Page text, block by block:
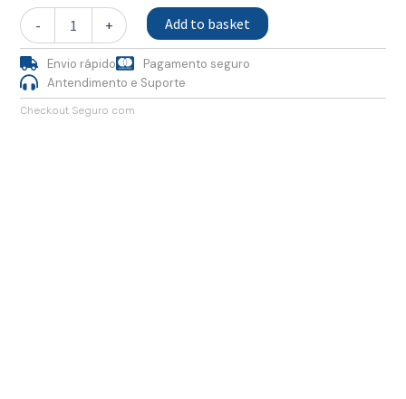
- + Add to basket
Envio rápido
Pagamento seguro
Antendimento e Suporte
Checkout Seguro com